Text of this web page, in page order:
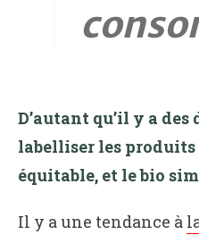
D’autant qu’il y a
labelliser les
équitable, et le bio
Il y a une tendance à